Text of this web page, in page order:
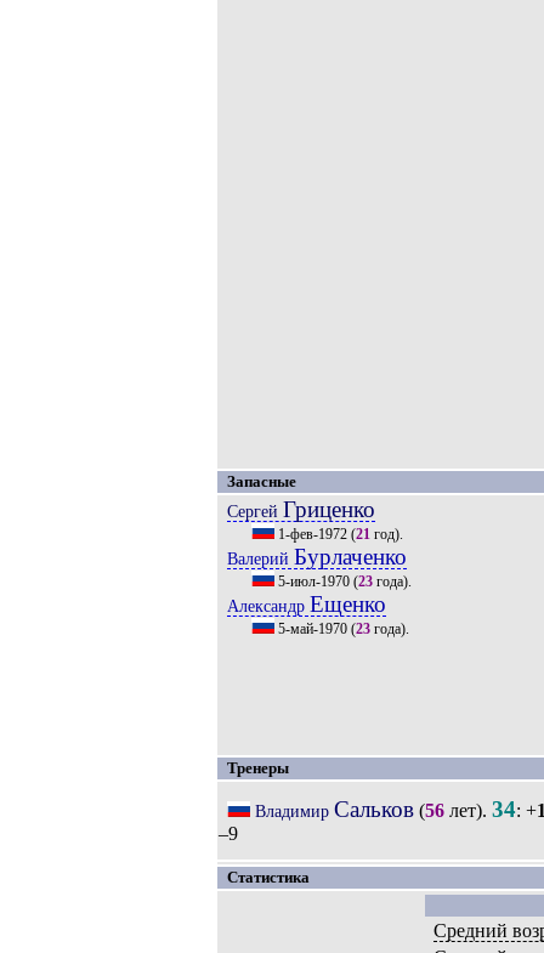
Запасные
Сергей Гриценко
1-фев-1972(21год).
Валерий Бурлаченко
5-июл-1970(23года).
Александр Ещенко
5-май-1970(23года).
Тренеры
Владимир Сальков(56лет). 34: +
–9
Статистика
Средний